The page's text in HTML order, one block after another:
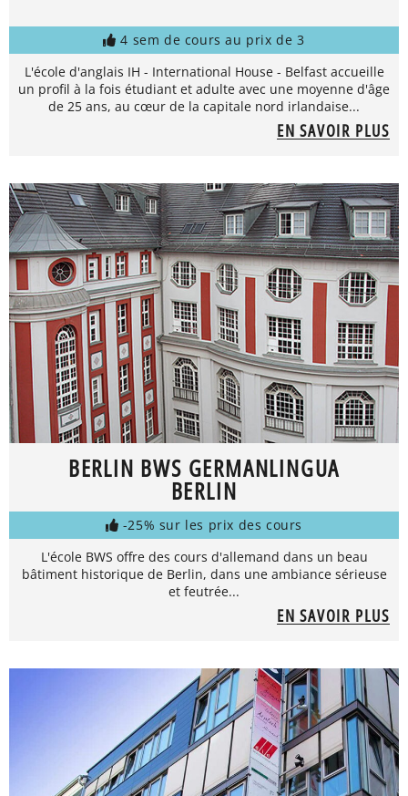
4 sem de cours au prix de 3
L'école d'anglais IH - International House - Belfast accueille
un profil à la fois étudiant et adulte avec une moyenne d'âge
de 25 ans, au cœur de la capitale nord irlandaise...
EN SAVOIR PLUS
BERLIN BWS GERMANLINGUA
BERLIN
-25% sur les prix des cours
L'école BWS offre des cours d'allemand dans un beau
bâtiment historique de Berlin, dans une ambiance sérieuse
et feutrée...
EN SAVOIR PLUS